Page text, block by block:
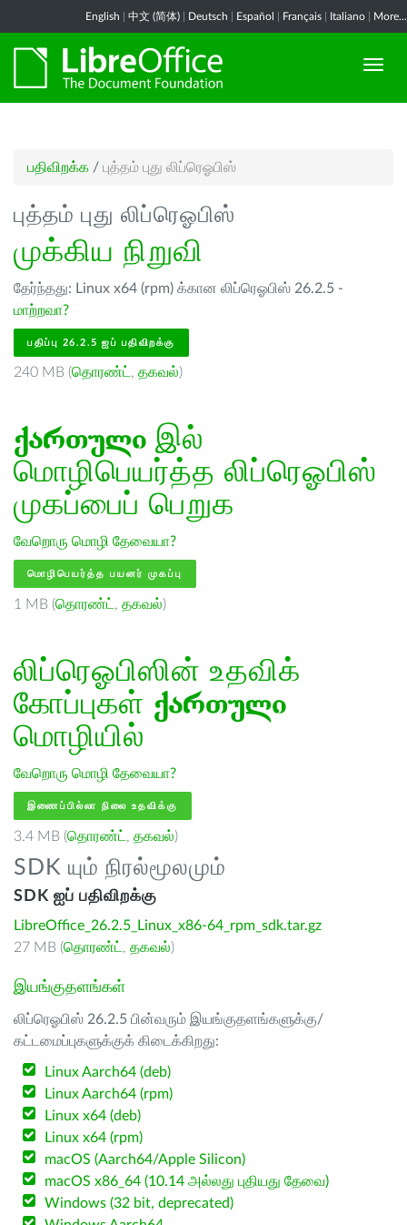
English 中文 (简体) Deutsch Español Français Italiano More...
பதிவிறக்க / புத்தம் புது லிப்ரெஓபிஸ்
புத்தம் புது லிப்ரெஓபிஸ்
முக்கிய நிறுவி
தேர்ந்தது: Linux x64 (rpm) க்கான லிப்ரெஓபிஸ் 26.2.5 -
மாற்றவா?
பதிப்பு 26.2.5 ஐப் பதிவிறக்கு
240 MB (தொரண்ட் , தகவல்)
ქართული இல்
மொழிபெயர்த்த லிப்ரெஓபிஸ்
முகப்பைப் பெறுக
வேறொரு மொழி தேவையா?
மொழிபெயர்த்த பயனர் முகப்பு
1 MB (தொரண்ட் , தகவல்)
லிப்ரெஓபிஸின் உதவிக்
கோப்புகள் ქართული
மொழியில்
வேறொரு மொழி தேவையா?
இணைப்பில்லா நிலை உதவிக்கு
3.4 MB (தொரண்ட் , தகவல்)
SDK யும் நிரல்மூலமும்
SDK ஐப் பதிவிறக்கு
LibreOffice_26.2.5_Linux_x86-64_rpm_sdk.tar.gz
27 MB (தொரண்ட் , தகவல்)
இயங்குதளங்கள்
லிப்ரெஓபிஸ் 26.2.5 பின்வரும் இயங்குதளங்களுக்கு/
கட்டமைப்புகளுக்குக் கிடைக்கிறது:
Linux Aarch64 (deb)
Linux Aarch64 (rpm)
Linux x64 (deb)
Linux x64 (rpm)
macOS (Aarch64/Apple Silicon)
macOS x86_64 (10.14 அல்லது புதியது தேவை)
Windows (32 bit, deprecated)